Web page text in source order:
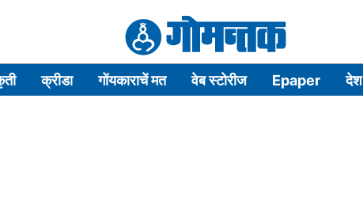
क्रीडा गोंयकाराचें मत वेब स्टोरीज Epaper देश